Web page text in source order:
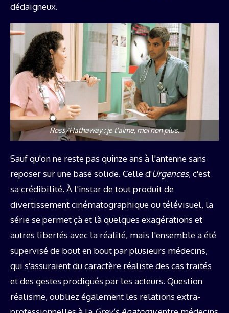
dédaigneux.
Ross/Hathaway : je t'aime, moi non plus.
Sauf qu'on ne reste pas quinze ans à l'antenne sans
reposer sur une base solide. Celle d'Urgences, c'est
sa crédibilité. À l'instar de tout produit de
divertissement cinématographique ou télévisuel, la
série se permet çà et là quelques exagérations et
autres libertés avec la réalité, mais l'ensemble a été
supervisé de bout en bout par plusieurs médecins,
qui s'assuraient du caractère réaliste des cas traités
et des gestes prodigués par les acteurs. Question
réalisme, oubliez également les relations extra-